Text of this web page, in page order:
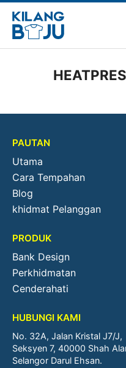
PAUTAN
Utama
Cara Tempahan
Blog
khidmat Pelanggan
PRODUK
Bank Design
Perkhidmatan
Cenderahati
HUBUNGI KAMI
No. 32A, Jalan Kristal J7/J,
Seksyen 7, 40000 Shah
Selangor Darul Ehsan.